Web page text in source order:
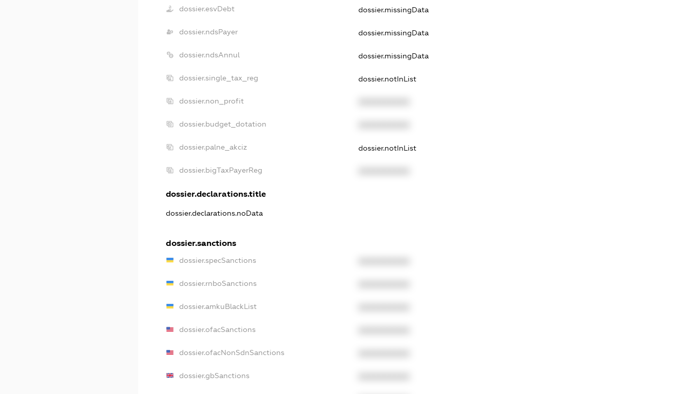
dossier.esvDebt dossier.missingData
dossier.ndsPayer dossier.missingData
dossier.ndsAnnul dossier.missingData
dossier.single_tax_reg dossier.notInList
dossier.non_profit
dossier.budget_dotation
dossier.palne_akciz dossier.notInList
dossier.bigTaxPayerReg
dossier.declarations.title
dossier.declarations.noData
dossier.sanctions
dossier.specSanctions
dossier.rnboSanctions
dossier.amkuBlackList
dossier.ofacSanctions
dossier.ofacNonSdnSanctions
dossier.gbSanctions